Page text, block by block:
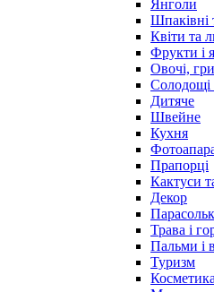
Янголи
Шпаківні
Квіти та
Фрукти і
Овочі,
Солодощі
Дитяче
Швейне
Кухня
Прапорці
Кактуси
Декор
Трава і
Пальми і
Туризм
Косметика